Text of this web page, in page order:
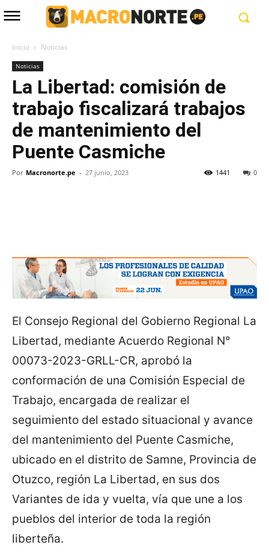
Inicio Noticias
Noticias
La Libertad: comisión de
trabajo fiscalizará trabajos
de mantenimiento del
Puente Casmiche
Por Macronorte.pe - 27 junio, 2023 0
1441
El Consejo Regional del Gobierno Regional La
Libertad, mediante Acuerdo Regional N°
00073-2023-GRLL-CR, aprobó la
conformación de una Comisión Especial de
Trabajo, encargada de realizar el
seguimiento del estado situacional y avance
del mantenimiento del Puente Casmiche,
ubicado en el distrito de Samne, Provincia de
Otuzco, región La Libertad, en sus dos
Variantes de ida y vuelta, vía que une a los
pueblos del interior de toda la región
liberteña.